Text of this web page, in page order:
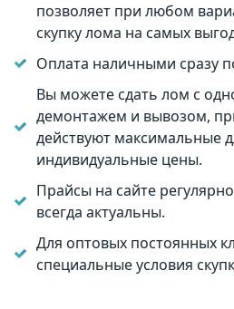
позволяет при любом
скупку лома на самых
Оплата наличными сразу
Вы можете сдать лом с
демонтажем и вывозом,
действуют максимальные
индивидуальные цены.
Прайсы на сайте
всегда актуальны.
Для оптовых постоянных
специальные условия